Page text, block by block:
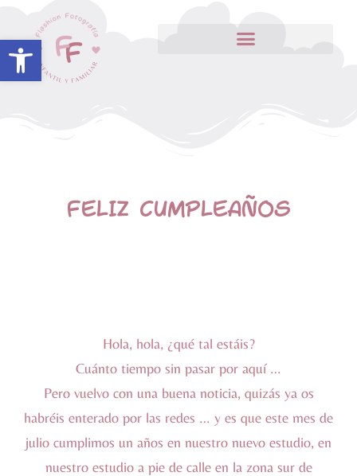
Abrir barra de herramientas
FELIZ CUMPLEAÑOS
Hola, hola, ¿qué tal estáis?
Cuánto tiempo sin pasar por aquí …
Pero vuelvo con una buena noticia, quizás ya os
habréis enterado por las redes … y es que este mes de
julio cumplimos un años en nuestro nuevo estudio, en
nuestro estudio a pie de calle en la zona sur de